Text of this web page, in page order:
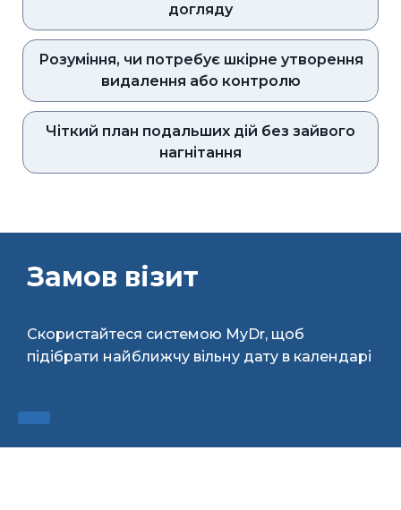
догляду
Розуміння, чи потребує шкірне утворення
видалення або контролю
Чіткий план подальших дій без зайвого
нагнітання
Замов візит
Скористайтеся системою MyDr, щоб
підібрати найближчу вільну дату в календарі